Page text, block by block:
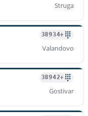
Struga
+38934
Valandovo
+38942
Gostivar